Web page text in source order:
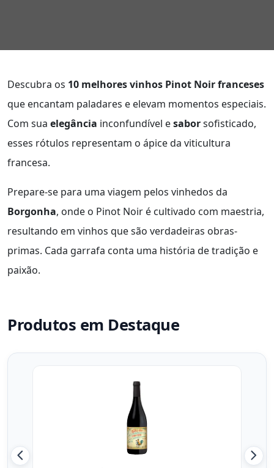
Descubra os 10 melhores vinhos Pinot Noir franceses
que encantam paladares e elevam momentos especiais.
Com sua elegância inconfundível esaborsofisticado,
esses rótulos representam o ápice da viticultura
francesa.
Prepare-se para uma viagem pelos vinhedos da
Borgonha, onde o Pinot Noir é cultivado com maestria,
resultando em vinhos que são verdadeiras obras-
primas. Cada garrafa conta uma história de tradição e
paixão.
Produtos em Destaque